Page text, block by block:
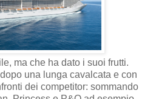
ma che ha dato i suoi frutti.
una lunga cavalcata e con
dei competitor: sommando